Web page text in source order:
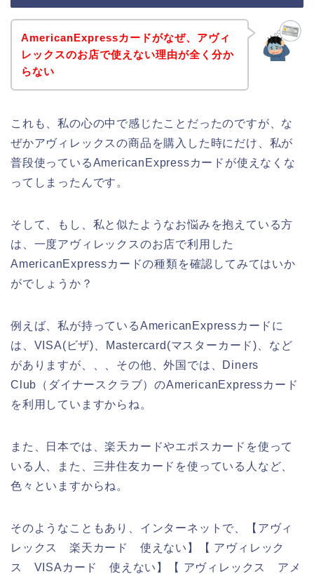
AmericanExpressカードがなぜ、アヴィ
レックスのお店で使えない理由が全く分か
らない
これも、私の心の中で感じたことだったのですが、な
ぜかアヴィレックスの商品を購入した時にだけ、私が
普段使っているAmericanExpressカードが使えなくな
ってしまったんです。
そして、もし、私と似たようなお悩みを抱えている方
は、一度アヴィレックスのお店で利用した
AmericanExpressカードの種類を確認してみてはいか
がでしょうか？
例えば、私が持っているAmericanExpressカードに
は、VISA(ビザ)、Mastercard(マスターカード)、など
がありますが、、、その他、外国では、Diners
Club（ダイナースクラブ）のAmericanExpressカード
を利用していますからね。
また、日本では、楽天カードやエポスカードを使って
いる人、また、三井住友カードを使っている人など、
色々といますからね。
そのようなこともあり、インターネットで、【アヴィ
レックス 楽天カード 使えない】【 アヴィレック
ス VISAカード 使えない】【 アヴィレックス アメ